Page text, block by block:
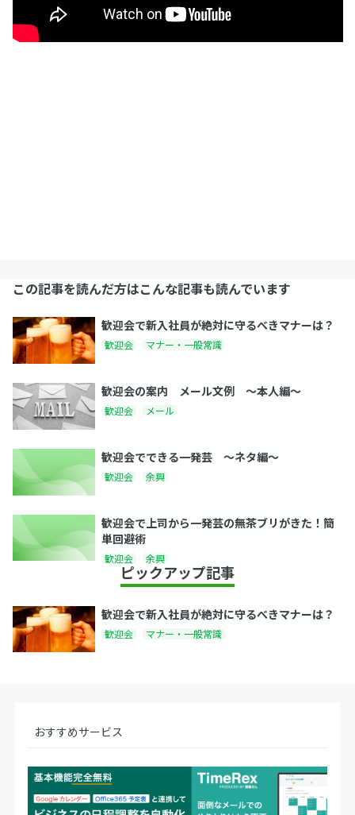
この記事を読んだ方はこんな記事も読んでいます
歓迎会で新入社員が絶対に守るべきマナーは？
歓迎会 マナー・一般常識
歓迎会の案内 メール文例 〜本人編〜
歓迎会 メール
歓迎会でできる一発芸 〜ネタ編〜
歓迎会 余興
歓迎会で上司から一発芸の無茶ブリがきた！簡
単回避術
歓迎会 余興
ピックアップ記事
歓迎会で新入社員が絶対に守るべきマナーは？
歓迎会 マナー・一般常識
おすすめサービス